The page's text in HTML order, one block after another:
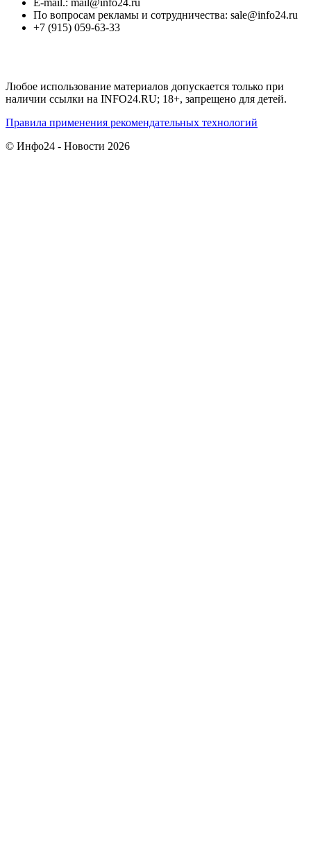
По вопросам рекламы и сотрудничества: sale@info24.ru
+7 (915) 059-63-33
Любое использование материалов допускается только при
наличии ссылки на INFO24.RU; 18+, запрещено для детей.
Правила применения рекомендательных технологий
© Инфо24 - Новости 2026